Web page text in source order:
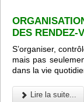
DES RENDEZ-
S’organiser,
mais pas
dans la vie
Lire la suite...